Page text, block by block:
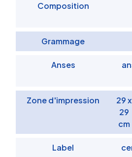
Composition
Grammage
Anses
Zone d'impression
29 x
29
cm
Label